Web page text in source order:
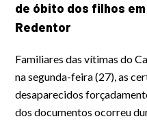
de óbito dos filhos
Redentor
Familiares das vítimas do
na segunda-feira (27), as
desaparecidos
dos documentos ocorreu